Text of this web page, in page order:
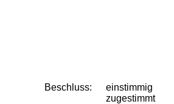
Beschluss:
einstimmig
zugestimmt